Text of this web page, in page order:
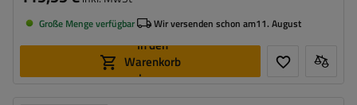
Große Menge verfügbar Wir versenden schon am11. August
In den
Warenkorb
legen